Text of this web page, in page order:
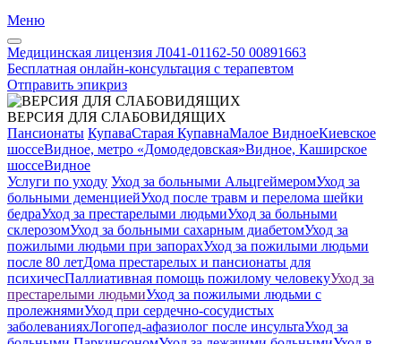
Меню
Медицинская лицензия Л041-01162-50 00891663
Бесплатная онлайн-консультация с терапевтом
Отправить эпикриз
ВЕРСИЯ ДЛЯ СЛАБОВИДЯЩИХ
Пансионаты КупаваСтарая КупавнаМалое ВидноеКиевское
шоссеВидное, метро «Домодедовская»Видное, Каширское
шоссеВидное
Услуги по уходу Уход за больными АльцгеймеромУход за
больными деменциейУход после травм и перелома шейки
бедраУход за престарелыми людьмиУход за больными
склерозомУход за больными сахарным диабетомУход за
пожилыми людьми при запорахУход за пожилыми людьми
после 80 летДома престарелых и пансионаты для
психичесПаллиативная помощь пожилому человекуУход за
престарелыми людьмиУход за пожилыми людьми с
пролежнямиУход при сердечно-сосудистых
заболеванияхЛогопед-афазиолог после инсультаУход за